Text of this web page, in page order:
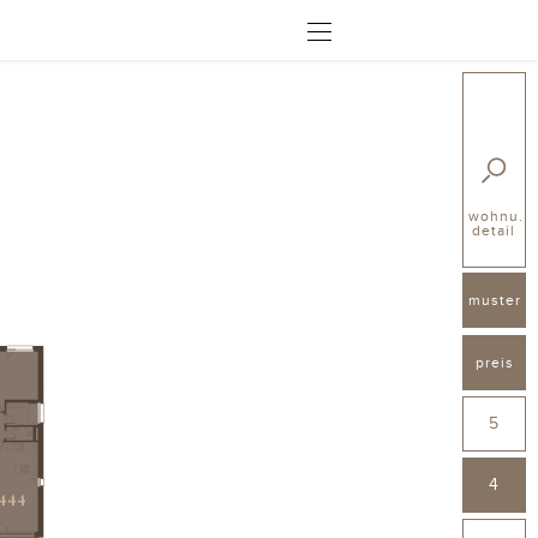
ÖFFNEN
wohnu.
detail
muster
preis
5
4
444